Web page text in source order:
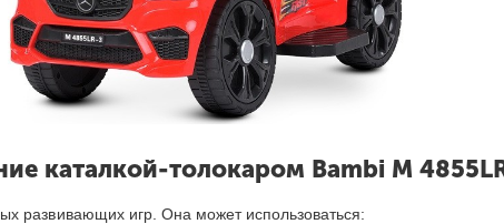
каталкой-толокаром Bambi M
развивающих игр. Она может использоваться: